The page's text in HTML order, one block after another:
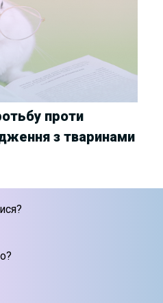
проти
з тваринами